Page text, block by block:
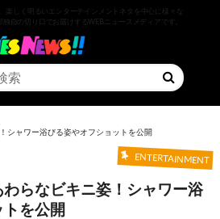
楽しく明るいエンターテインメントネタを中心に様々な
独自の切り口でお届けするWEBニュースメディアです。
シャワー浴びる姿やオフショットを公開
ENTERTAINMENT
らなビキニ姿！シャワー浴
を公開